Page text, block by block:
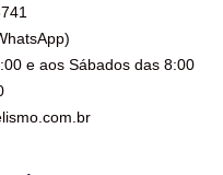
e aos Sábados das 8:00